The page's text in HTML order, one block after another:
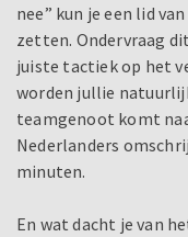
nee” kun je een lid
zetten. Ondervraag
juiste tactiek op het
worden jullie
teamgenoot komt
Nederlanders
minuten.
En wat dacht je van